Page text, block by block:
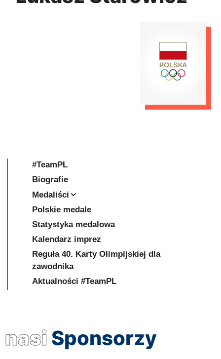
#TeamPL
Biografie
Medaliści
Polskie medale
Statystyka medalowa
Kalendarz imprez
Reguła 40. Karty Olimpijskiej dla
zawodnika
Aktualności #TeamPL
nasi Sponsorzy